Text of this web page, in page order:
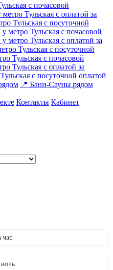
c почасовой
Тульская с оплатой за
Тульская c посуточной
метро Тульская c почасовой
метро Тульская с оплатой за
Тульская c посуточной
Тульская c почасовой
Тульская с оплатой за
c посуточной оплатой
📍 Бани-Сауны рядом
Контакты Кабинет
час